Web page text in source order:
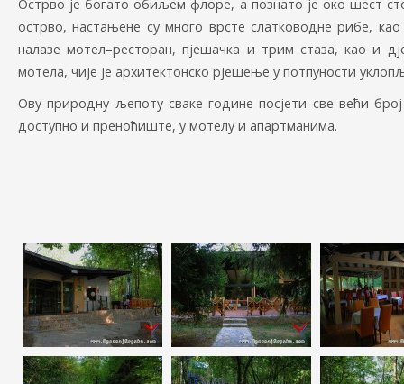
Острво је богато обиљем флоре, а познато је око шест
острво, настањене су много врсте слатководне рибе,
налазе мотел–ресторан, пјешачка и трим стаза, као и
мотела, чије је архитектонско рјешење у потпуности
Ову природну љепоту сваке године посјети све већи
доступно и преноћиште, у мотелу и апартманима.